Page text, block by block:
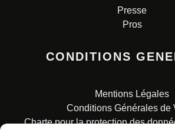
Presse
Pros
CONDITIONS
Mentions Légales
Conditions Générales de
Charte pour la protection des